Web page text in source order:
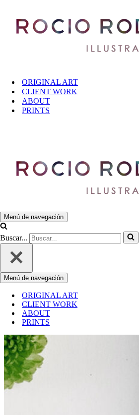
ORIGINAL ART
CLIENT WORK
ABOUT
PRINTS
Menú de navegación
Buscar...
Menú de navegación
ORIGINAL ART
CLIENT WORK
ABOUT
PRINTS